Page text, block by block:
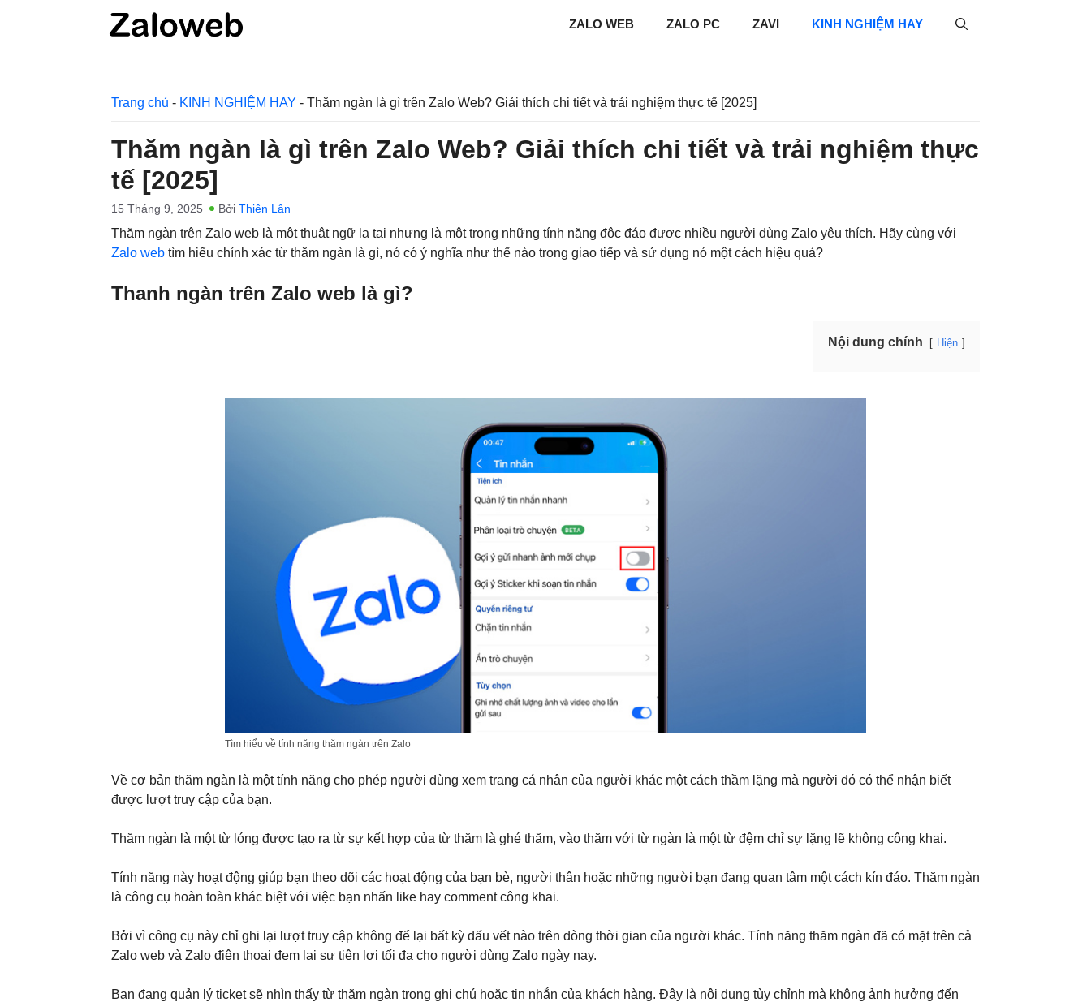
ZALO WEB ZALO PC ZAVI KINH NGHIỆM HAY
Trang chủ - KINH NGHIỆM HAY - Thăm ngàn là gì trên Zalo Web? Giải thích chi tiết và trải nghiệm thực tế [2025]
Thăm ngàn là gì trên Zalo Web? Giải thích chi tiết và trải nghiệm thực
tế [2025]
15 Tháng 9, 2025 Bởi Thiên Lân
Thăm ngàn trên Zalo web là một thuật ngữ lạ tai nhưng là một trong những tính năng độc đáo được nhiều người dùng Zalo yêu thích. Hãy cùng với
Zalo web tìm hiểu chính xác từ thăm ngàn là gì, nó có ý nghĩa như thế nào trong giao tiếp và sử dụng nó một cách hiệu quả?
Thanh ngàn trên Zalo web là gì?
Nội dung chính Hiện
Tìm hiểu về tính năng thăm ngàn trên Zalo
Về cơ bản thăm ngàn là một tính năng cho phép người dùng xem trang cá nhân của người khác một cách thầm lặng mà người đó có thể nhận biết
được lượt truy cập của bạn.
Thăm ngàn là một từ lóng được tạo ra từ sự kết hợp của từ thăm là ghé thăm, vào thăm với từ ngàn là một từ đệm chỉ sự lặng lẽ không công khai.
Tính năng này hoạt động giúp bạn theo dõi các hoạt động của bạn bè, người thân hoặc những người bạn đang quan tâm một cách kín đáo. Thăm ngàn
là công cụ hoàn toàn khác biệt với việc bạn nhấn like hay comment công khai.
Bởi vì công cụ này chỉ ghi lại lượt truy cập không để lại bất kỳ dấu vết nào trên dòng thời gian của người khác. Tính năng thăm ngàn đã có mặt trên cả
Zalo web và Zalo điện thoại đem lại sự tiện lợi tối đa cho người dùng Zalo ngày nay.
Bạn đang quản lý ticket sẽ nhìn thấy từ thăm ngàn trong ghi chú hoặc tin nhắn của khách hàng. Đây là nội dung tùy chỉnh mà không ảnh hưởng đến